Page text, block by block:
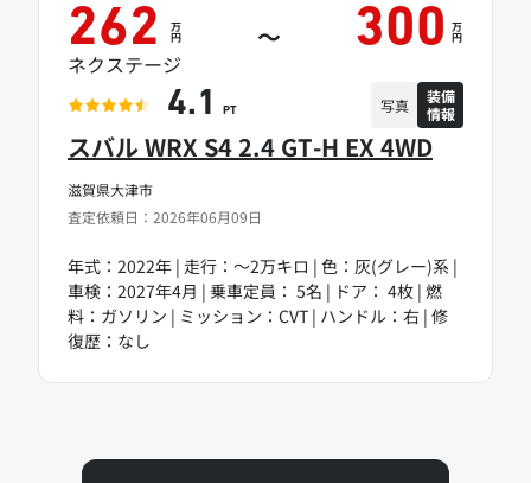
滋賀県大津市
査定依頼日：2026年06月09日
スバル WRX S4 2.4 GT-H EX 4WD
年式：2022年 | 走行：～2万キロ | 色：灰(グレー)系 |
車検：2027年4月 | 乗車定員： 5名 | ドア： 4枚 | 燃
料：ガソリン | ミッション：CVT | ハンドル：右 | 修
復歴：なし
262 万
円 ～ 300 万
円
ネクステージ
4.1 PT 写真
装備
情報